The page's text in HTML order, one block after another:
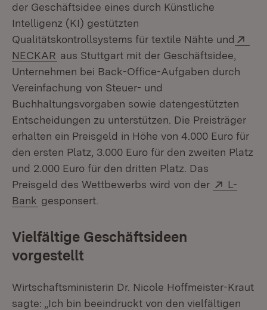
der Geschäftsidee eines durch Künstliche
Intelligenz (KI) gestützten
Qualitätskontrollsystems für textile Nähte und
NECKAR (Öffnet in neuem Fenster)
aus Stuttgart mit der Geschäftsidee,
Unternehmen bei Back-Office-Aufgaben durch
Vereinfachung von Steuer- und
Buchhaltungsvorgaben sowie datengestützten
Entscheidungen zu unterstützen. Die Preisträger
erhalten ein Preisgeld in Höhe von 4.000 Euro für
den ersten Platz, 3.000 Euro für den zweiten Platz
und 2.000 Euro für den dritten Platz. Das
Preisgeld des Wettbewerbs wird von der
Extern:
L-
Bank (Öffnet in neuem Fenster)
gesponsert.
Vielfältige Geschäftsideen
vorgestellt
Wirtschaftsministerin Dr. Nicole Hoffmeister-Kraut
sagte: „Ich bin beeindruckt von den vielfältigen